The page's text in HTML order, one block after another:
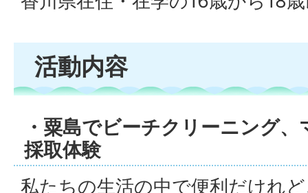
活動内容
・粟島でビーチクリーニング
採取体験
私たちの生活の中で便利だけれ